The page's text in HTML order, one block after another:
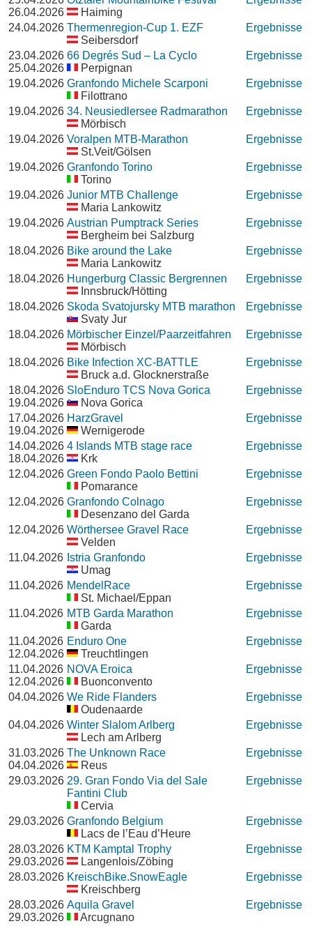
26.04.2026
Haiming
24.04.2026 Thermenregion-Cup 1. EZF
Seibersdorf
Ergebnisse
23.04.2026
25.04.2026
66 Degrés Sud – La Cyclo
Perpignan
Ergebnisse
19.04.2026 Granfondo Michele Scarponi
Filottrano
Ergebnisse
19.04.2026 34. Neusiedlersee Radmarathon
Mörbisch
Ergebnisse
19.04.2026 Voralpen MTB-Marathon
St.Veit/Gölsen
Ergebnisse
19.04.2026 Granfondo Torino
Torino
Ergebnisse
19.04.2026 Junior MTB Challenge
Maria Lankowitz
Ergebnisse
19.04.2026 Austrian Pumptrack Series
Bergheim bei Salzburg
Ergebnisse
18.04.2026 Bike around the Lake
Maria Lankowitz
Ergebnisse
18.04.2026 Hungerburg Classic Bergrennen
Innsbruck/Hötting
Ergebnisse
18.04.2026 Skoda Svatojursky MTB marathon
Svaty Jur
Ergebnisse
18.04.2026 Mörbischer Einzel/Paarzeitfahren
Mörbisch
Ergebnisse
18.04.2026 Bike Infection XC-BATTLE
Bruck a.d. Glocknerstraße
Ergebnisse
18.04.2026
19.04.2026
SloEnduro TCS Nova Gorica
Nova Gorica
Ergebnisse
17.04.2026
19.04.2026
HarzGravel
Wernigerode
Ergebnisse
14.04.2026
18.04.2026
4 Islands MTB stage race
Krk
Ergebnisse
12.04.2026 Green Fondo Paolo Bettini
Pomarance
Ergebnisse
12.04.2026 Granfondo Colnago
Desenzano del Garda
Ergebnisse
12.04.2026 Wörthersee Gravel Race
Velden
Ergebnisse
11.04.2026 Istria Granfondo
Umag
Ergebnisse
11.04.2026 MendelRace
St. Michael/Eppan
Ergebnisse
11.04.2026 MTB Garda Marathon
Garda
Ergebnisse
11.04.2026
12.04.2026
Enduro One
Treuchtlingen
Ergebnisse
11.04.2026
12.04.2026
NOVA Eroica
Buonconvento
Ergebnisse
04.04.2026 We Ride Flanders
Oudenaarde
Ergebnisse
04.04.2026 Winter Slalom Arlberg
Lech am Arlberg
Ergebnisse
31.03.2026
04.04.2026
The Unknown Race
Reus
Ergebnisse
29.03.2026 29. Gran Fondo Via del Sale
Fantini Club
Cervia
Ergebnisse
29.03.2026 Granfondo Belgium
Lacs de l’Eau d’Heure
Ergebnisse
28.03.2026
29.03.2026
KTM Kamptal Trophy
Langenlois/Zöbing
Ergebnisse
28.03.2026 KreischBike.SnowEagle
Kreischberg
Ergebnisse
28.03.2026
29.03.2026
Aquila Gravel
Arcugnano
Ergebnisse